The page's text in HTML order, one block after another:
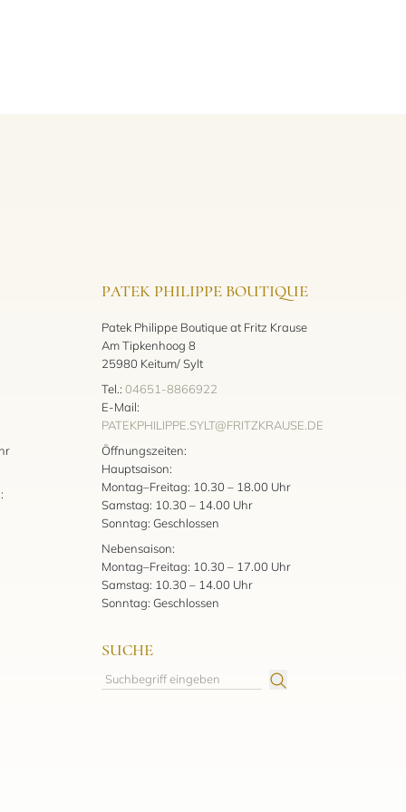
PATEK PHILIPPE BOUTIQUE
Patek Philippe Boutique at Fritz Krause
Am Tipkenhoog 8
25980 Keitum/ Sylt
Tel.: 04651-8866922
E-Mail:
PATEKPHILIPPE.SYLT@FRITZKRAUSE.DE
Öffnungszeiten:
Hauptsaison:
Montag–Freitag: 10.30 – 18.00 Uhr
Samstag: 10.30 – 14.00 Uhr
Sonntag: Geschlossen
Nebensaison:
Montag–Freitag: 10.30 – 17.00 Uhr
Samstag: 10.30 – 14.00 Uhr
Sonntag: Geschlossen
SUCHE